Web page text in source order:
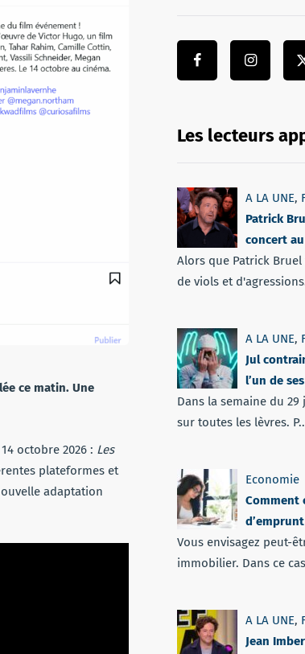
ce matin. Une
octobre 2026 : Les
plateformes et
adaptation
Les lecteurs
A LA UNE,
Patrick
concert
Alors que Patrick
de viols et
A LA UNE,
Jul
l’un de
Dans la semaine du
sur toutes les lèvres.
Economie
Comment
Vous envisagez peut-
immobilier. Dans ce
A LA UNE,
Jean